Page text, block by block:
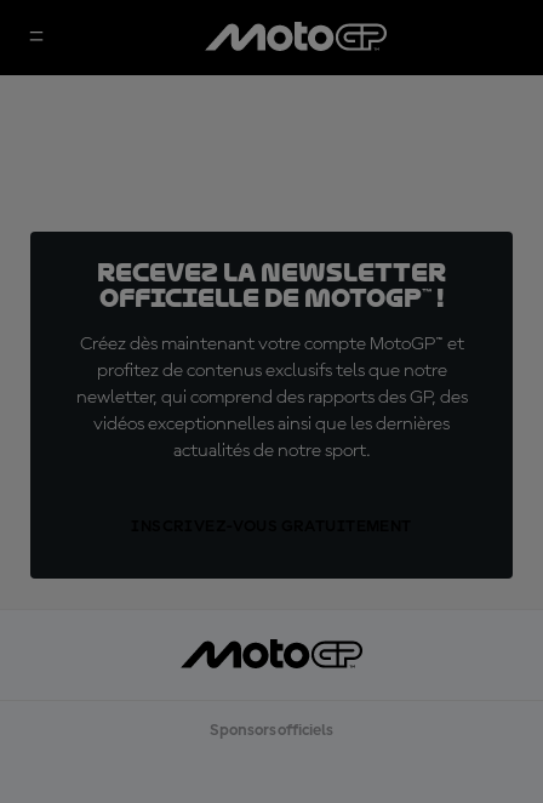
Recevez la Newsletter
officielle de MotoGP™ !
Créez dès maintenant votre compte MotoGP™ et
profitez de contenus exclusifs tels que notre
newletter, qui comprend des rapports des GP, des
vidéos exceptionnelles ainsi que les dernières
actualités de notre sport.
Sponsors officiels